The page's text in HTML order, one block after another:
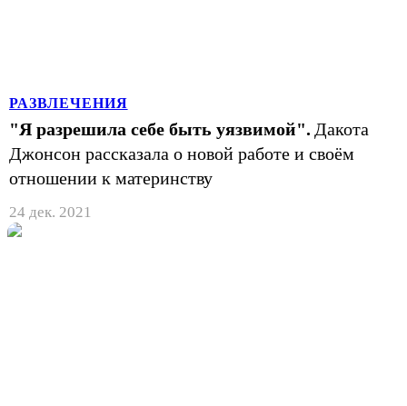
РАЗВЛЕЧЕНИЯ
"Я разрешила себе быть уязвимой". Дакота
Джонсон рассказала о новой работе и своём
отношении к материнству
24 дек. 2021